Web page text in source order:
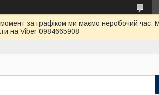
за графіком ми маємо неробочий час.
на Viber 0984665908